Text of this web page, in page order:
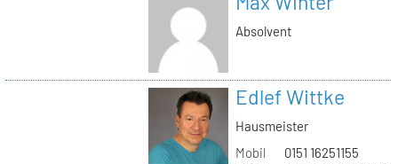
Absolvent
Edlef Wittke
Hausmeister
Mobil
0151 16251155